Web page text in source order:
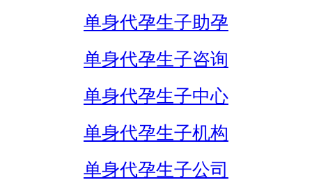
单身代孕生子助孕
单身代孕生子咨询
单身代孕生子中心
单身代孕生子机构
单身代孕生子公司